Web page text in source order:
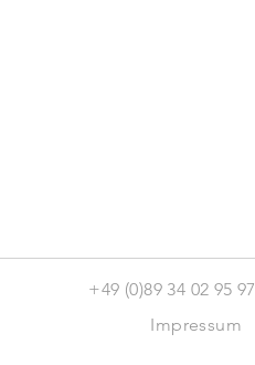
+49 (0)89 34 02 95 97
Impressum